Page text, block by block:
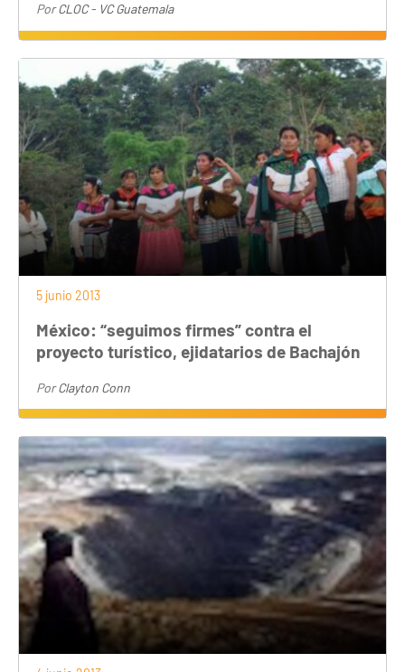
PorCLOC - VC Guatemala
5 junio 2013
México: “seguimos firmes” contra el
proyecto turístico, ejidatarios de Bachajón
PorClayton Conn